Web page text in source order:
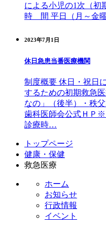
による小児の1次（初
時 間 平日（月～金
2023年7月1日
休日急患当番医療機関
制度概要 休日・祝日
するための初期救急
なの」（後半）・秩
歯科医師会公式ＨＰ※
診療時…
トップページ
健康・保健
救急医療
ホーム
お知らせ
行政情報
イベント